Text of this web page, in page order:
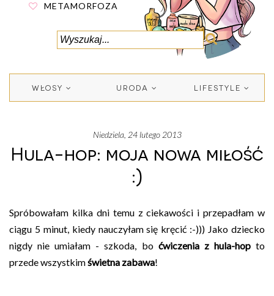
METAMORFOZA
WŁOSY URODA LIFESTYLE
niedziela, 24 lutego 2013
Hula-hop: moja nowa miłość
:)
Spróbowałam kilka dni temu z ciekawości i przepadłam w
ciągu 5 minut, kiedy nauczyłam się kręcić :-))) Jako dziecko
nigdy nie umiałam - szkoda, bo ćwiczenia z hula-hopto
przede wszystkimświetna zabawa!